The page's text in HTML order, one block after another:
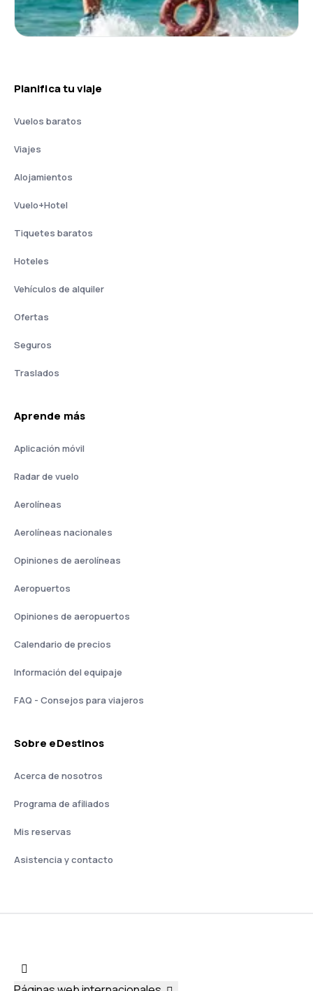
Planifica tu viaje
Vuelos baratos
Viajes
Alojamientos
Vuelo+Hotel
Tiquetes baratos
Hoteles
Vehículos de alquiler
Ofertas
Seguros
Traslados
Aprende más
Aplicación móvil
Radar de vuelo
Aerolíneas
Aerolíneas nacionales
Opiniones de aerolíneas
Aeropuertos
Opiniones de aeropuertos
Calendario de precios
Información del equipaje
FAQ - Consejos para viajeros
Sobre eDestinos
Acerca de nosotros
Programa de afiliados
Mis reservas
Asistencia y contacto